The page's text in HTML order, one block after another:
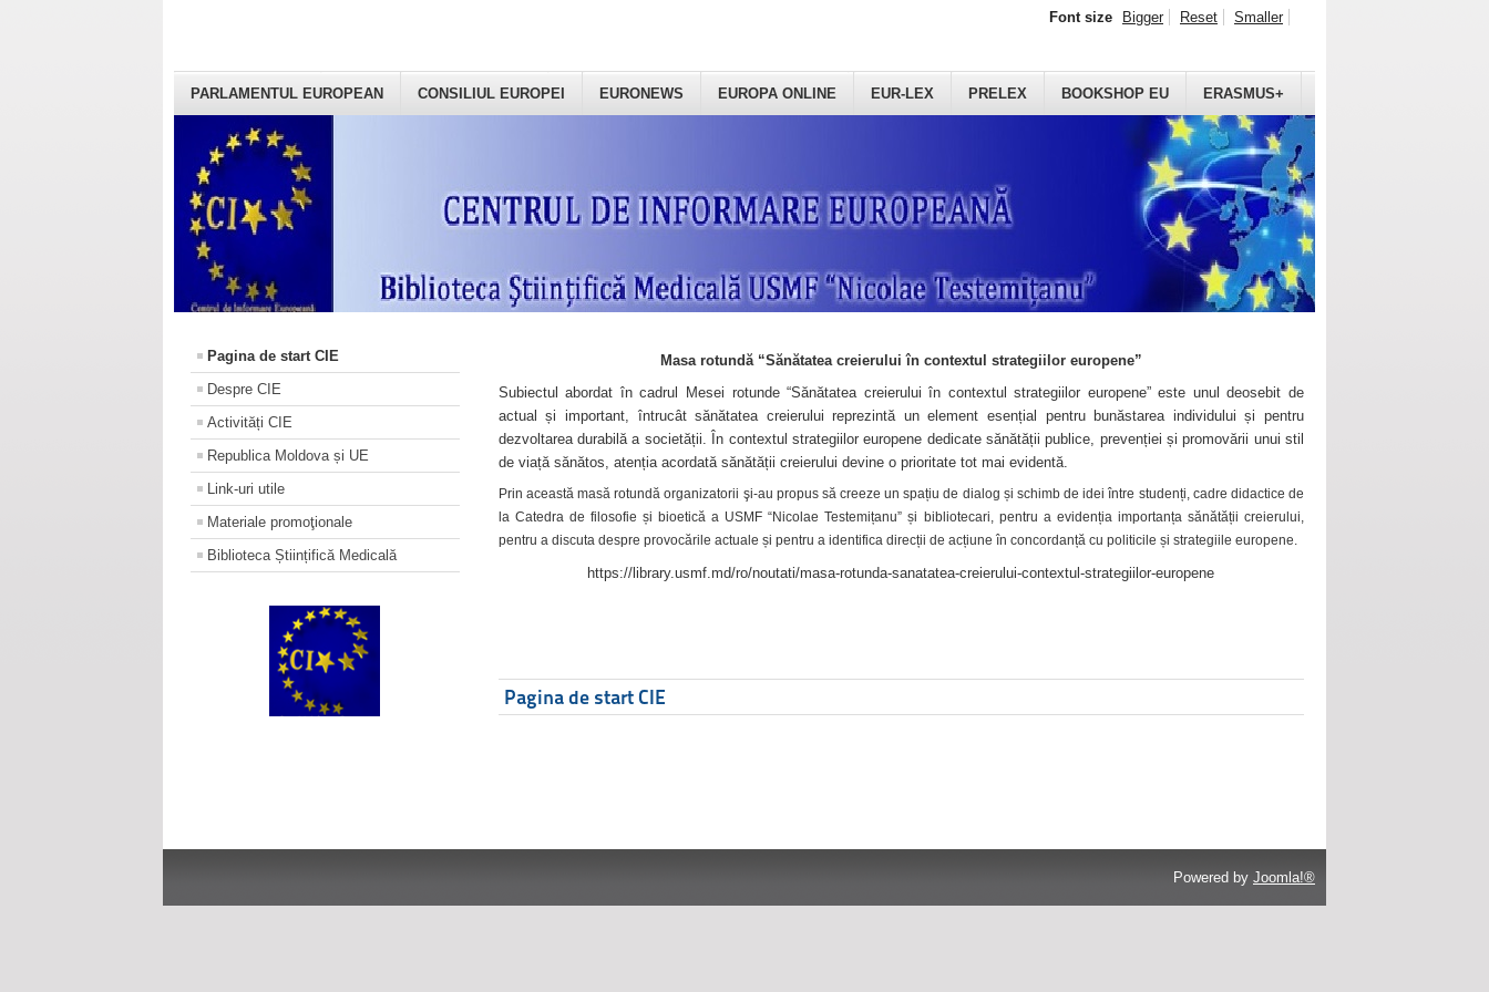
PARLAMENTUL EUROPEAN CONSILIUL EUROPEI EURONEWS EUROPA ONLINE EUR-LEX PRELEX BOOKSHOP EU ERASMUS+
Font size Bigger Reset Smaller
Pagina de start CIE
Despre CIE
Activități CIE
Republica Moldova și UE
Link-uri utile
Materiale promoţionale
Biblioteca Științifică Medicală
Masa rotundă “Sănătatea creierului în contextul strategiilor europene”
Subiectul abordat în cadrul Mesei rotunde “Sănătatea creierului în contextul strategiilor europene” este unul deosebit de
actual și important, întrucât sănătatea creierului reprezintă un element esențial pentru bunăstarea individului și pentru
dezvoltarea durabilă a societății. În contextul strategiilor europene dedicate sănătății publice, prevenției și promovării unui stil
de viață sănătos, atenția acordată sănătății creierului devine o prioritate tot mai evidentă.
Prin această masă rotundă organizatorii şi-au propus să creeze un spațiu de dialog și schimb de idei între studenți, cadre didactice de
la Catedra de filosofie și bioetică a USMF “Nicolae Testemițanu” și bibliotecari, pentru a evidenția importanța sănătății creierului,
pentru a discuta despre provocările actuale și pentru a identifica direcții de acțiune în concordanță cu politicile și strategiile europene.
https://library.usmf.md/ro/noutati/masa-rotunda-sanatatea-creierului-contextul-strategiilor-europene
Pagina de start CIE
Powered by Joomla!®